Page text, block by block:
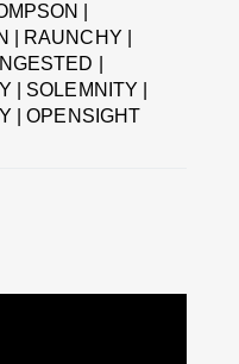
|
| RAUNCHY |
|
| SOLEMNITY |
| OPENSIGHT